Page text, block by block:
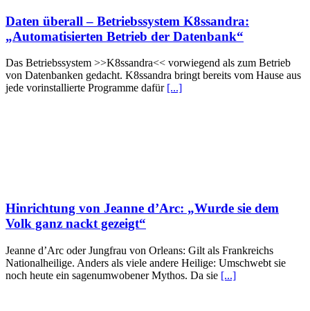
Daten überall – Betriebssystem K8ssandra:
„Automatisierten Betrieb der Datenbank“
Das Betriebssystem >>K8ssandra<< vorwiegend als zum Betrieb
von Datenbanken gedacht. K8ssandra bringt bereits vom Hause aus
jede vorinstallierte Programme dafür [...]
Hinrichtung von Jeanne d’Arc: „Wurde sie dem
Volk ganz nackt gezeigt“
Jeanne d’Arc oder Jungfrau von Orleans: Gilt als Frankreichs
Nationalheilige. Anders als viele andere Heilige: Umschwebt sie
noch heute ein sagenumwobener Mythos. Da sie [...]